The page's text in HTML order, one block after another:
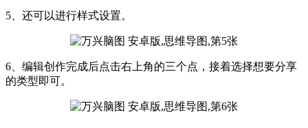
5、还可以进行样式设置。
6、编辑创作完成后点击右上角的三个点，接着选择想要分享
的类型即可。